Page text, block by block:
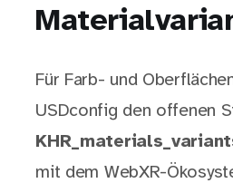
Für Farb- und
USDconfig den offenen
mit dem WebXR-